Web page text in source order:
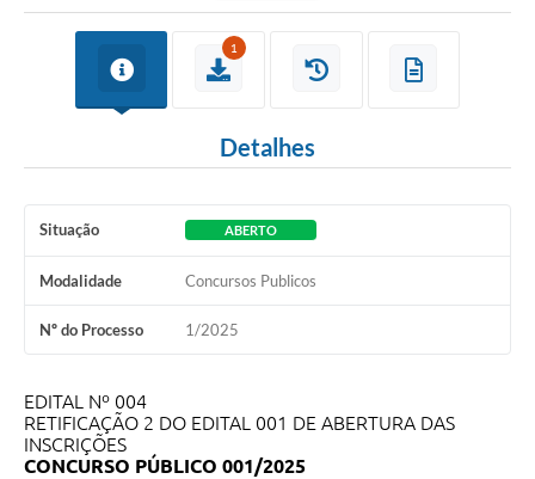
1
Detalhes
Situação ABERTO
Modalidade Concursos Publicos
Nº do Processo 1/2025
EDITAL Nº 004
RETIFICAÇÃO 2 DO EDITAL 001 DE ABERTURA DAS
INSCRIÇÕES
CONCURSO PÚBLICO 001/2025